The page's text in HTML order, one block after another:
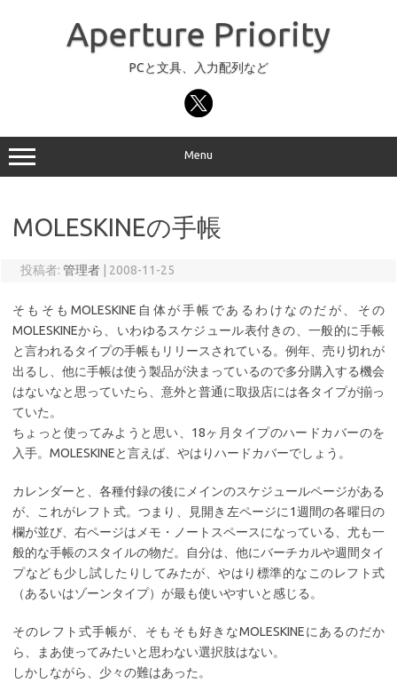
Aperture Priority
PCと文具、入力配列など
Menu
MOLESKINEの手帳
投稿者: 管理者 2008-11-25
そもそもMOLESKINE自体が手帳であるわけなのだが、その
MOLESKINEから、いわゆるスケジュール表付きの、一般的に手帳
と言われるタイプの手帳もリリースされている。例年、売り切れが
出るし、他に手帳は使う製品が決まっているので多分購入する機会
はないなと思っていたら、意外と普通に取扱店には各タイプが揃っ
ていた。
ちょっと使ってみようと思い、18ヶ月タイプのハードカバーのを
入手。MOLESKINEと言えば、やはりハードカバーでしょう。
カレンダーと、各種付録の後にメインのスケジュールページがある
が、これがレフト式。つまり、見開き左ページに1週間の各曜日の
欄が並び、右ページはメモ・ノートスペースになっている、尤も一
般的な手帳のスタイルの物だ。自分は、他にバーチカルや週間タイ
プなども少し試したりしてみたが、やはり標準的なこのレフト式
（あるいはゾーンタイプ）が最も使いやすいと感じる。
そのレフト式手帳が、そもそも好きなMOLESKINEにあるのだか
ら、まあ使ってみたいと思わない選択肢はない。
しかしながら、少々の難はあった。